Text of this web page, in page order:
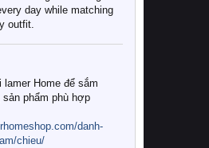
day while matching
outfit.
lamer Home để sắm
phẩm phù hợp
danh-
chieu/